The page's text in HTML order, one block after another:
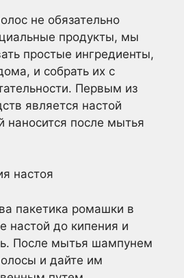
не обязательно
продукты, мы
простые ингредиенты,
и собрать их с
Первым из
является настой
наносится после мытья
настоя
пакетика ромашки в
настой до кипения и
После мытья шампунем
и дайте им